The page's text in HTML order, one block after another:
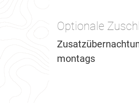
Optionale
montags